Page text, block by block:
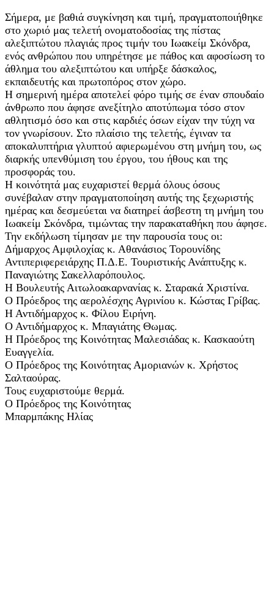
Σήμερα, με βαθιά συγκίνηση και τιμή, πραγματοποιήθηκε
στο χωριό μας τελετή ονοματοδοσίας της πίστας
αλεξιπτώτου πλαγιάς προς τιμήν του Ιωακείμ Σκόνδρα,
ενός ανθρώπου που υπηρέτησε με πάθος και αφοσίωση το
άθλημα του αλεξιπτώτου και υπήρξε δάσκαλος,
εκπαιδευτής και πρωτοπόρος στον χώρο.
Η σημερινή ημέρα αποτελεί φόρο τιμής σε έναν σπουδαίο
άνθρωπο που άφησε ανεξίτηλο αποτύπωμα τόσο στον
αθλητισμό όσο και στις καρδιές όσων είχαν την τύχη να
τον γνωρίσουν. Στο πλαίσιο της τελετής, έγιναν τα
αποκαλυπτήρια γλυπτού αφιερωμένου στη μνήμη του, ως
διαρκής υπενθύμιση του έργου, του ήθους και της
προσφοράς του.
Η κοινότητά μας ευχαριστεί θερμά όλους όσους
συνέβαλαν στην πραγματοποίηση αυτής της ξεχωριστής
ημέρας και δεσμεύεται να διατηρεί άσβεστη τη μνήμη του
Ιωακείμ Σκόνδρα, τιμώντας την παρακαταθήκη που άφησε.
Την εκδήλωση τίμησαν με την παρουσία τους οι:
Δήμαρχος Αμφιλοχίας κ. Αθανάσιος Τορουνίδης
Αντιπεριφερειάρχης Π.Δ.Ε. Τουριστικής Ανάπτυξης κ.
Παναγιώτης Σακελλαρόπουλος.
Η Βουλευτής Αιτωλοακαρνανίας κ. Σταρακά Χριστίνα.
Ο Πρόεδρος της αερολέσχης Αγρινίου κ. Κώστας Γρίβας.
Η Αντιδήμαρχος κ. Φίλου Ειρήνη.
Ο Αντιδήμαρχος κ. Μπαγιάτης Θωμας.
Η Πρόεδρος της Κοινότητας Μαλεσιάδας κ. Κασκαούτη
Ευαγγελία.
Ο Πρόεδρος της Κοινότητας Αμοριανών κ. Χρήστος
Σαλταούρας.
Τους ευχαριστούμε θερμά.
Ο Πρόεδρος της Κοινότητας
Μπαρμπάκης Ηλίας